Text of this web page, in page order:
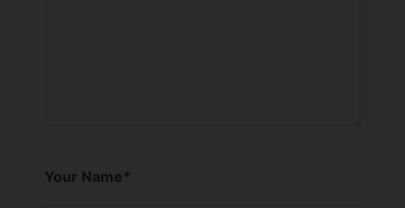
Your Name*